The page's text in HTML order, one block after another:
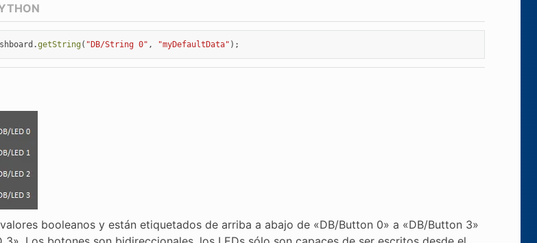
.getString( "DB/String 0" , "myDefaultData" );
booleanos y están etiquetados de arriba a abajo de «DB/Button 0» a «DB/Button 3»